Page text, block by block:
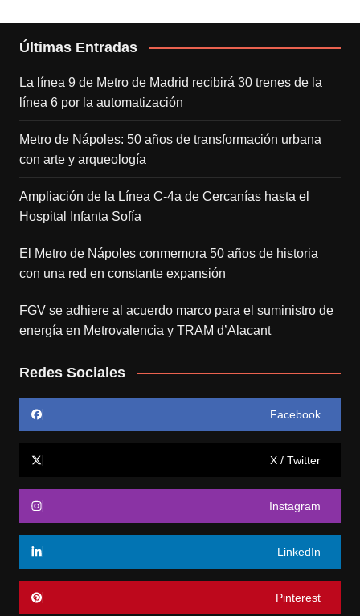
Últimas Entradas
La línea 9 de Metro de Madrid recibirá 30 trenes de la
línea 6 por la automatización
Metro de Nápoles: 50 años de transformación urbana
con arte y arqueología
Ampliación de la Línea C-4a de Cercanías hasta el
Hospital Infanta Sofía
El Metro de Nápoles conmemora 50 años de historia
con una red en constante expansión
FGV se adhiere al acuerdo marco para el suministro de
energía en Metrovalencia y TRAM d’Alacant
Redes Sociales
Facebook
X / Twitter
Instagram
LinkedIn
Pinterest